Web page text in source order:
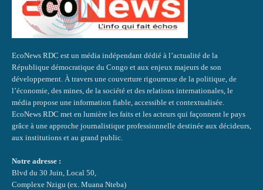
EcoNews RDC est un média indépendant dédié à l’actualité de la
République démocratique du Congo et aux enjeux majeurs de son
développement. À travers une couverture rigoureuse de la politique, de
l’économie, des mines, de la société et des relations internationales, le
média propose une information fiable, accessible et contextualisée.
EcoNews RDC met en lumière les faits et les acteurs qui façonnent le pays
grâce à une approche journalistique professionnelle destinée aux décideurs,
aux institutions et au grand public.
Notre adresse :
Blvd du 30 Juin, Local 50,
Complexe Nzigu (ex. Muana Nteba)